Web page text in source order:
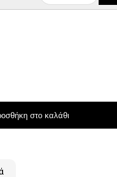
στο καλάθι